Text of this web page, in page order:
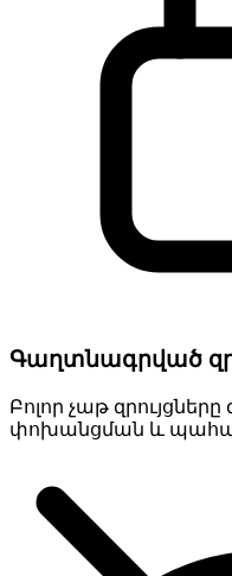
Գաղտնագրված
Բոլոր չաթ
փոխանցման և